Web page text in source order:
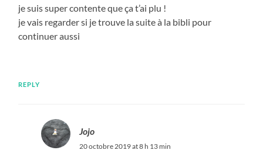
je suis super contente que ça t’ai plu !
je vais regarder si je trouve la suite à la bibli pour
continuer aussi
REPLY
Jojo
20 octobre 2019 at 8 h 13 min